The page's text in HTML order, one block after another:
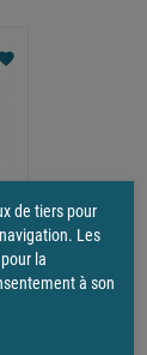
de tiers pour
Les
la
à son